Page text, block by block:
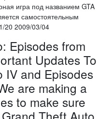
игра под названием GTA
самостоятельным
20 2009/03/04
Episodes from
Updates To
IV and Episodes
are making a
to make sure